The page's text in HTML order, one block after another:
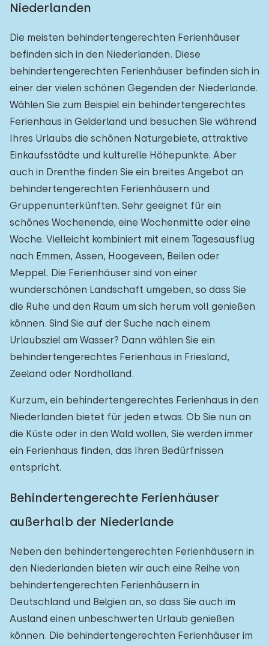
Niederlanden
Die meisten behindertengerechten Ferienhäuser
befinden sich in den Niederlanden. Diese
behindertengerechten Ferienhäuser befinden sich in
einer der vielen schönen Gegenden der Niederlande.
Wählen Sie zum Beispiel ein behindertengerechtes
Ferienhaus in Gelderland und besuchen Sie während
Ihres Urlaubs die schönen Naturgebiete, attraktive
Einkaufsstädte und kulturelle Höhepunkte. Aber
auch in Drenthe finden Sie ein breites Angebot an
behindertengerechten Ferienhäusern und
Gruppenunterkünften. Sehr geeignet für ein
schönes Wochenende, eine Wochenmitte oder eine
Woche. Vielleicht kombiniert mit einem Tagesausflug
nach Emmen, Assen, Hoogeveen, Beilen oder
Meppel. Die Ferienhäuser sind von einer
wunderschönen Landschaft umgeben, so dass Sie
die Ruhe und den Raum um sich herum voll genießen
können. Sind Sie auf der Suche nach einem
Urlaubsziel am Wasser? Dann wählen Sie ein
behindertengerechtes Ferienhaus in Friesland,
Zeeland oder Nordholland.
Kurzum, ein behindertengerechtes Ferienhaus in den
Niederlanden bietet für jeden etwas. Ob Sie nun an
die Küste oder in den Wald wollen, Sie werden immer
ein Ferienhaus finden, das Ihren Bedürfnissen
entspricht.
Behindertengerechte Ferienhäuser
außerhalb der Niederlande
Neben den behindertengerechten Ferienhäusern in
den Niederlanden bieten wir auch eine Reihe von
behindertengerechten Ferienhäusern in
Deutschland und Belgien an, so dass Sie auch im
Ausland einen unbeschwerten Urlaub genießen
können. Die behindertengerechten Ferienhäuser im